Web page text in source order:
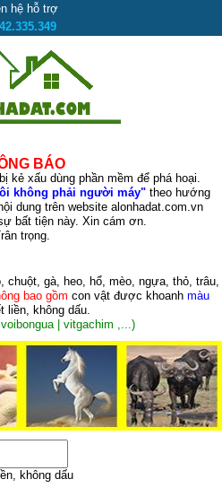
hệ hỗ trợ
BÁO
kẻ xấu dùng phần mềm để phá hoại.
không phải người máy"theo hướng
dung trên website alonhadat.com.vn
bất tiện này. Xin cám ơn.
trọng.
chuột, gà, heo, hổ, mèo, ngựa, thỏ, trâu,
bao gồm con vật được khoanh màu
liền, không dấu.
| vitgachim ,...)
không dấu